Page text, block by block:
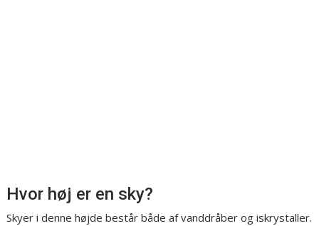
Hvor høj er en sky?
Skyer i denne højde består både af vanddråber og iskrystaller.